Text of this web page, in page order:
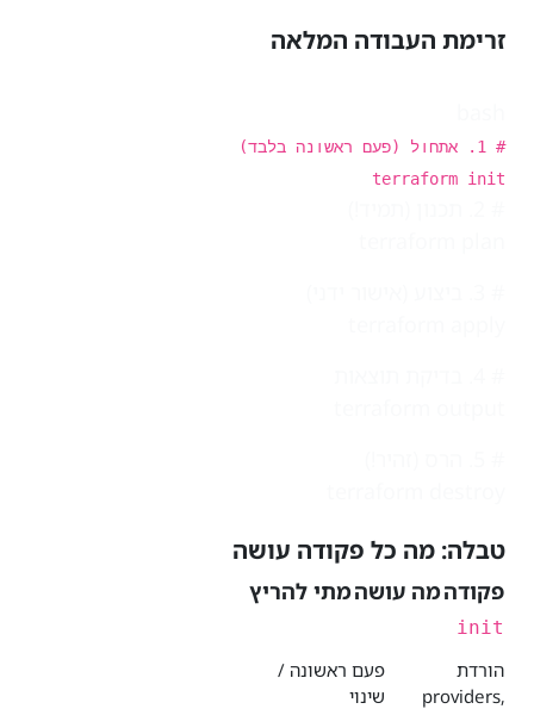
זרימת העבודה המלאה
# 1. אתחול (פעם ראשונה בלבד)
terraform init
טבלה: מה כל פקודה עושה
פקודהמה עושהמתי להריץ
init
הורדת
providers,
פעם ראשונה /
שינוי